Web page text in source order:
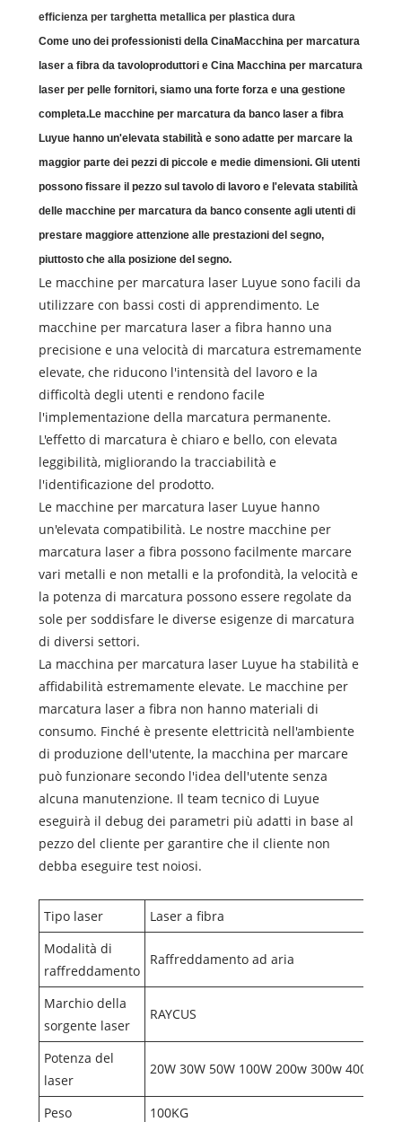
efficienza per targhetta metallica per plastica dura
Come uno dei professionisti della CinaMacchina per marcatura
laser a fibra da tavoloproduttori e Cina Macchina per marcatura
laser per pelle fornitori, siamo una forte forza e una gestione
completa.Le macchine per marcatura da banco laser a fibra
Luyue hanno un'elevata stabilità e sono adatte per marcare la
maggior parte dei pezzi di piccole e medie dimensioni. Gli utenti
possono fissare il pezzo sul tavolo di lavoro e l'elevata stabilità
delle macchine per marcatura da banco consente agli utenti di
prestare maggiore attenzione alle prestazioni del segno,
piuttosto che alla posizione del segno.
Le macchine per marcatura laser Luyue sono facili da
utilizzare con bassi costi di apprendimento. Le
macchine per marcatura laser a fibra hanno una
precisione e una velocità di marcatura estremamente
elevate, che riducono l'intensità del lavoro e la
difficoltà degli utenti e rendono facile
l'implementazione della marcatura permanente.
L'effetto di marcatura è chiaro e bello, con elevata
leggibilità, migliorando la tracciabilità e
l'identificazione del prodotto.
Le macchine per marcatura laser Luyue hanno
un'elevata compatibilità. Le nostre macchine per
marcatura laser a fibra possono facilmente marcare
vari metalli e non metalli e la profondità, la velocità e
la potenza di marcatura possono essere regolate da
sole per soddisfare le diverse esigenze di marcatura
di diversi settori.
La macchina per marcatura laser Luyue ha stabilità e
affidabilità estremamente elevate. Le macchine per
marcatura laser a fibra non hanno materiali di
consumo. Finché è presente elettricità nell'ambiente
di produzione dell'utente, la macchina per marcare
può funzionare secondo l'idea dell'utente senza
alcuna manutenzione. Il team tecnico di Luyue
eseguirà il debug dei parametri più adatti in base al
pezzo del cliente per garantire che il cliente non
debba eseguire test noiosi.
Tipo laser
Laser a fibra
Modalità di
raffreddamento
Raffreddamento ad aria
Marchio della
sorgente laser
RAYCUS
Potenza del
laser
20W 30W 50W 100W 200w 300w 400w
Peso 100KG